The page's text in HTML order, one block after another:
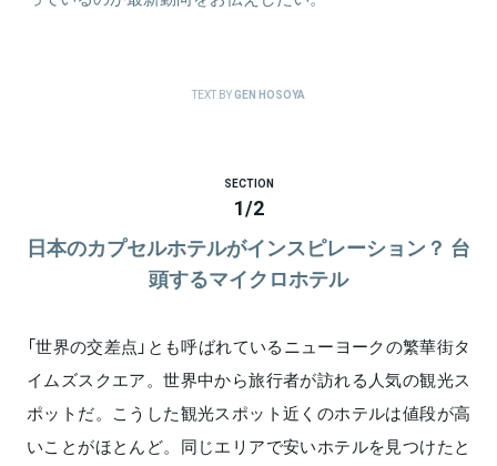
TEXT BYGEN HOSOYA
SECTION
1/2
日本のカプセルホテルがインスピレーション？ 台
頭するマイクロホテル
「世界の交差点」とも呼ばれているニューヨークの繁華街タ
イムズスクエア。世界中から旅行者が訪れる人気の観光ス
ポットだ。こうした観光スポット近くのホテルは値段が高
いことがほとんど。同じエリアで安いホテルを見つけたと